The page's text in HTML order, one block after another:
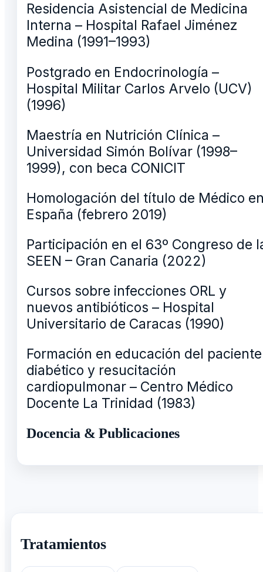
Residencia Asistencial de Medicina
Interna – Hospital Rafael Jiménez
Medina (1991–1993)
Postgrado en Endocrinología –
Hospital Militar Carlos Arvelo (UCV)
(1996)
Maestría en Nutrición Clínica –
Universidad Simón Bolívar (1998–
1999), con beca CONICIT
Homologación del título de Médico
España (febrero 2019)
Participación en el 63º Congreso de
SEEN – Gran Canaria (2022)
Cursos sobre infecciones ORL y
nuevos antibióticos – Hospital
Universitario de Caracas (1990)
Formación en educación del paciente
diabético y resucitación
cardiopulmonar – Centro Médico
Docente La Trinidad (1983)
Docencia & Publicaciones
Tratamientos